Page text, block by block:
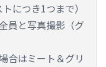
につき1つまで）
員と写真撮影（グ
合はミート＆グリ